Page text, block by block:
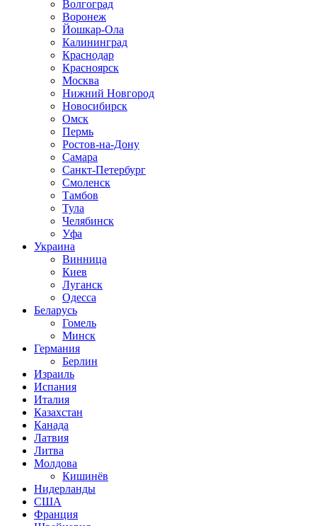
Волгоград
Воронеж
Йошкар-Ола
Калининград
Краснодар
Красноярск
Москва
Нижний Новгород
Новосибирск
Омск
Пермь
Ростов-на-Дону
Самара
Санкт-Петербург
Смоленск
Тамбов
Тула
Челябинск
Уфа
Украина
Винница
Киев
Луганск
Одесса
Беларусь
Гомель
Минск
Германия
Берлин
Израиль
Испания
Италия
Казахстан
Канада
Латвия
Литва
Молдова
Кишинёв
Нидерланды
США
Франция